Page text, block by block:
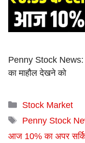
Penny Stock News:
का माहौल देखने को
Categories
Stock Market
Tags
Penny Stock
आज 10% का अपर